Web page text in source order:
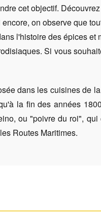
cet objectif.
on observe que
l'histoire des épices et
Si vous
dans les cuisines de
la fin des années
ou "poivre du roi", qui
Routes Maritimes.